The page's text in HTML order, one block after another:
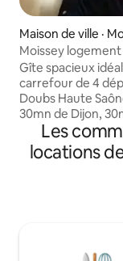
Maison de ville ·
Gîte spacieux
carrefour de 4 départements:Jura,
Doubs Haute
30mn de Dijon,
trouve au coeur
compose d'1
manger, d'1 salon individuel avec canapé
Boulangerie,
Les
locations